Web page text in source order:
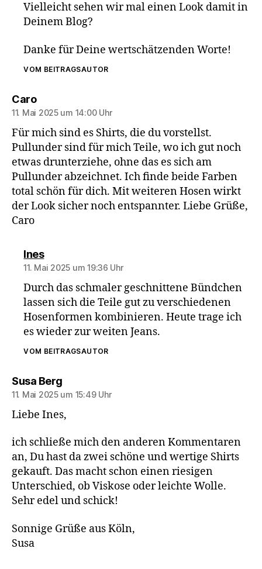
Vielleicht sehen wir mal einen Look damit in
Deinem Blog?
Danke für Deine wertschätzenden Worte!
VOM BEITRAGSAUTOR
Carosagt:
11. Mai 2025 um 14:00 Uhr
Für mich sind es Shirts, die du vorstellst.
Pullunder sind für mich Teile, wo ich gut noch
etwas drunterziehe, ohne das es sich am
Pullunder abzeichnet. Ich finde beide Farben
total schön für dich. Mit weiteren Hosen wirkt
der Look sicher noch entspannter. Liebe Grüße,
Caro
Inessagt:
11. Mai 2025 um 19:36 Uhr
Durch das schmaler geschnittene Bündchen
lassen sich die Teile gut zu verschiedenen
Hosenformen kombinieren. Heute trage ich
es wieder zur weiten Jeans.
VOM BEITRAGSAUTOR
Susa Bergsagt:
11. Mai 2025 um 15:49 Uhr
Liebe Ines,
ich schließe mich den anderen Kommentaren
an, Du hast da zwei schöne und wertige Shirts
gekauft. Das macht schon einen riesigen
Unterschied, ob Viskose oder leichte Wolle.
Sehr edel und schick!
Sonnige Grüße aus Köln,
Susa